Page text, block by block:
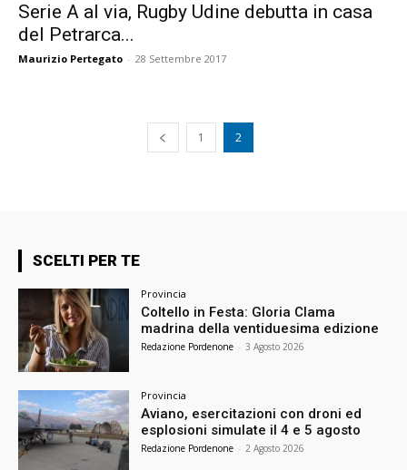
Serie A al via, Rugby Udine debutta in casa
del Petrarca...
Maurizio Pertegato - 28 Settembre 2017
1 2
SCELTI PER TE
Provincia
Coltello in Festa: Gloria Clama
madrina della ventiduesima edizione
Redazione Pordenone - 3 Agosto 2026
Provincia
Aviano, esercitazioni con droni ed
esplosioni simulate il 4 e 5 agosto
Redazione Pordenone - 2 Agosto 2026